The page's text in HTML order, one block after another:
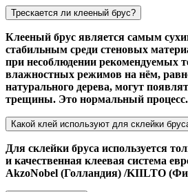
Трескается ли клееный брус?
Клееный брус является самым
стабильным среди стеновых
при несоблюдении рекомендуемых
влажностных режимов на нём,
натурального дерева, могут
трещины. Это нормальный процесс.
Какой клей используют для склейки
Для склейки бруса используется
и качественная клеевая система
AkzoNobel (Голландия) /KIILTO